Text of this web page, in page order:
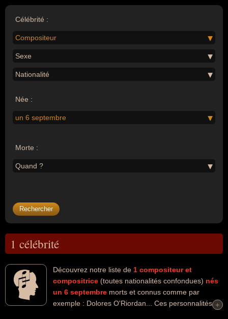
Célébrité :
Compositeur
Sexe
Nationalité
Née :
un 6 septembre
Morte :
Quand ?
1 célébrité
Découvrez notre liste de 1 compositeur et
compositrice (toutes nationalités confondues) nés
un 6 septembre morts et connus comme par
exemple : Dolores O'Riordan... Ces personnalités +
+